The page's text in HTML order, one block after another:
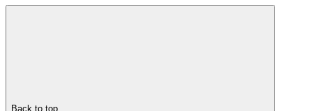
Back to top